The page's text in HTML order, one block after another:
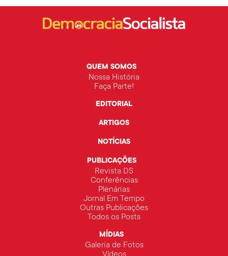
QUEM SOMOS
Nossa História
Faça Parte!
EDITORIAL
ARTIGOS
NOTÍCIAS
PUBLICAÇÕES
Revista DS
Conferências
Plenárias
Jornal Em Tempo
Outras Publicações
Todos os Posts
MÍDIAS
Galeria de Fotos